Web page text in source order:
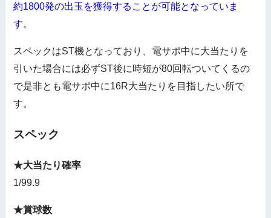
約1800発の出玉を獲得することが可能となっていま
す。
スペックはST機となっており、電サポ中に大当たりを
引いた場合には必ずST後に時短が80回転ついてくるの
で是非とも電サポ中に16R大当たりを目指したい所で
す。
スペック
★大当たり確率
1/99.9
★賞球数